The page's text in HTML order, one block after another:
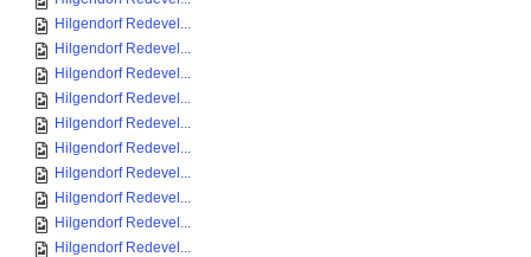
Hilgendorf Redevel...
Hilgendorf Redevel...
Hilgendorf Redevel...
Hilgendorf Redevel...
Hilgendorf Redevel...
Hilgendorf Redevel...
Hilgendorf Redevel...
Hilgendorf Redevel...
Hilgendorf Redevel...
Hilgendorf Redevel...